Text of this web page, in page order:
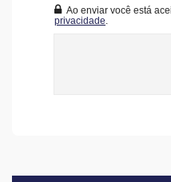
Ao enviar você está
privacidade